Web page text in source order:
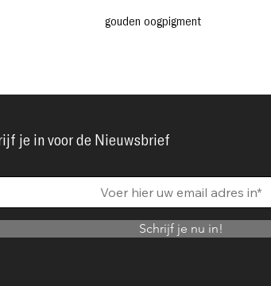
gouden oogpigment
je in voor de Nieuwsbrief
Schrijf je nu in!